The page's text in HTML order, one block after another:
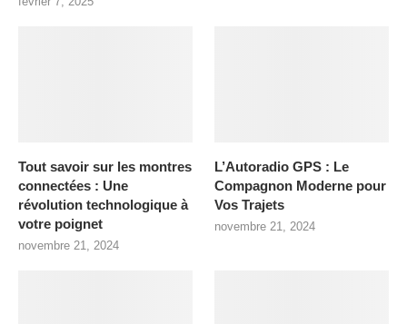
Tout savoir sur les montres
connectées : Une
révolution technologique à
votre poignet
novembre 21, 2024
L’Autoradio GPS : Le
Compagnon Moderne pour
Vos Trajets
novembre 21, 2024